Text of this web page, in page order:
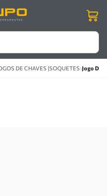
DE CHAVES |SOQUETES›Jogo De